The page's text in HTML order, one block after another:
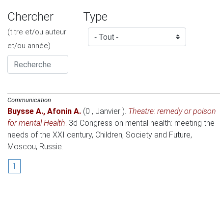
Chercher
(titre et/ou auteur
et/ou année)
Type
Communication
Buysse A., Afonin A. (0 , Janvier ). Theatre: remedy or poison
for mental Health. 3d Congress on mental health: meeting the
needs of the XXI century, Children, Society and Future,
Moscou, Russie.
1